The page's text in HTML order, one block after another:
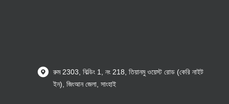
রুম 2303, বিল্ডিং 1, নং 218, তিয়ানমু ওয়েস্ট রোড (কেরি নাইট
ইন), জিংআন জেলা, সাংহাই